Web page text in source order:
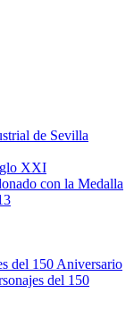
de Sevilla
XXI
con la Medalla
del 150 Aniversario
del 150